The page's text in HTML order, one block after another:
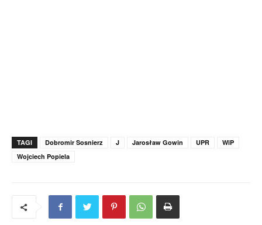
TAGI Dobromir Sosnierz J Jarosław Gowin UPR
WiP
Wojciech Popiela